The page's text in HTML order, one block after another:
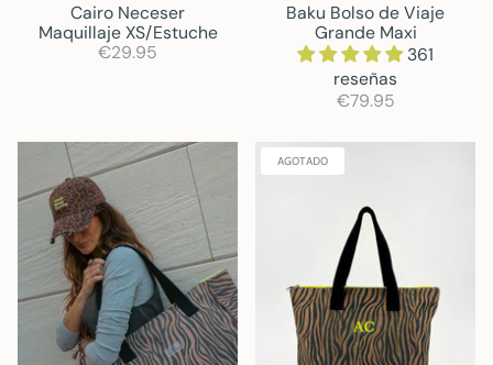
Cairo Neceser
Maquillaje XS/Estuche
€29.95
Baku Bolso de Viaje
Grande Maxi
361
reseñas
€79.95
AGOTADO